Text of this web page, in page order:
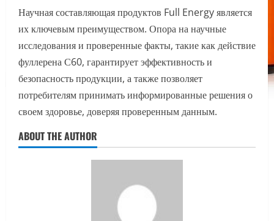
Научная составляющая продуктов Full Energy является
их ключевым преимуществом. Опора на научные
исследования и проверенные факты, такие как действие
фуллерена С60, гарантирует эффективность и
безопасность продукции, а также позволяет
потребителям принимать информированные решения о
своем здоровье, доверяя проверенным данным.
ABOUT THE AUTHOR